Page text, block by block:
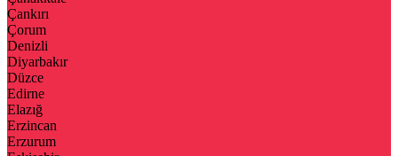
Çankırı
Çorum
Denizli
Diyarbakır
Düzce
Edirne
Elazığ
Erzincan
Erzurum